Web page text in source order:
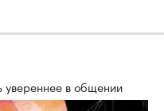
увереннее в общении